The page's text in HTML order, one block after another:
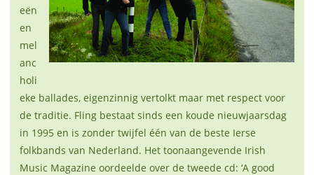
eën
en
mel
anc
holi
eke ballades, eigenzinnig vertolkt maar met respect voor
de traditie. Fling bestaat sinds een koude nieuwjaarsdag
in 1995 en is zonder twijfel één van de beste Ierse
folkbands van Nederland. Het toonaangevende Irish
Music Magazine oordeelde over de tweede cd: ‘A good